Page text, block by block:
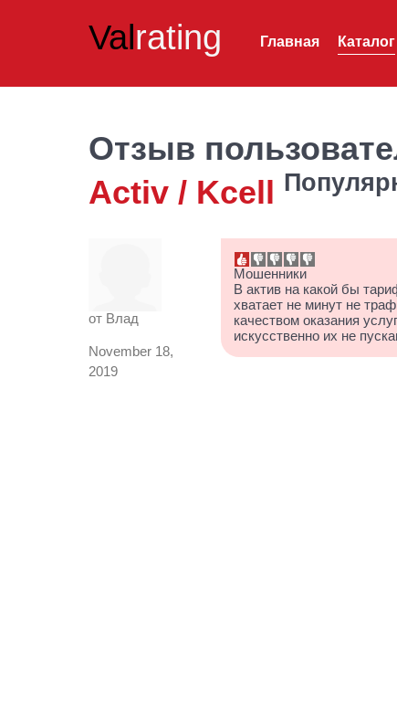
Valrating Главная Каталог
Отзыв
Activ / Kcell
от Влад
November 18,
2019
Мошенники
В актив на какой бы
хватает не минут не
качеством оказания
искусственно их не